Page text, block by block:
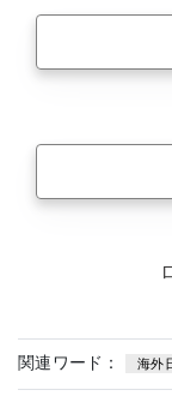
関連ワード： 海外